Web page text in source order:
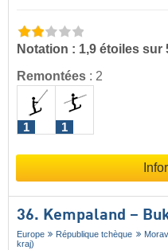
Notation : 1,9 étoiles sur
Remontées : 2
1 1
36. Kempaland –
Europe République tchèque
kraj)